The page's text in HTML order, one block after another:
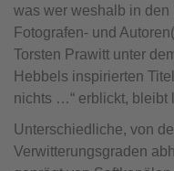
was wer weshalb in
Fotografen- und
Torsten Prawitt unter
Hebbels inspirierten
nichts …“ erblickt, bleibt
Unterschiedliche, von
Verwitterungsgraden